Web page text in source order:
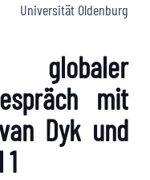
Universität Oldenburg
globaler
mit
Dyk und